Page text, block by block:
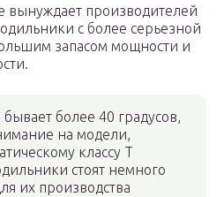
вынуждает производителей
с более серьезной
запасом мощности и
более 40 градусов,
на модели,
классу Т
стоят немного
их производства